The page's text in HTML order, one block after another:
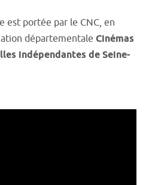
est portée par le CNC, en
départementale Cinémas
indépendantes de Seine-